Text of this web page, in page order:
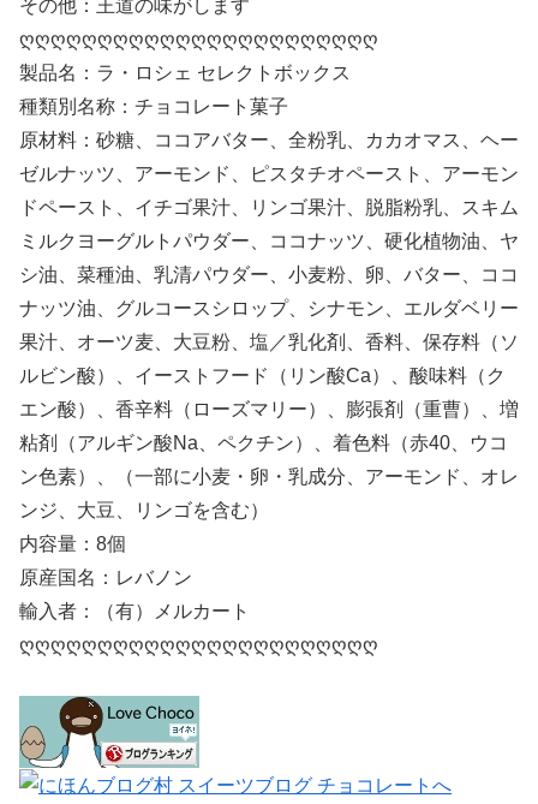
その他：王道の味がします
ღღღღღღღღღღღღღღღღღღღღღღღ
製品名：ラ・ロシェ セレクトボックス
種類別名称：チョコレート菓子
原材料：砂糖、ココアバター、全粉乳、カカオマス、ヘー
ゼルナッツ、アーモンド、ピスタチオペースト、アーモン
ドペースト、イチゴ果汁、リンゴ果汁、脱脂粉乳、スキム
ミルクヨーグルトパウダー、ココナッツ、硬化植物油、ヤ
シ油、菜種油、乳清パウダー、小麦粉、卵、バター、ココ
ナッツ油、グルコースシロップ、シナモン、エルダベリー
果汁、オーツ麦、大豆粉、塩／乳化剤、香料、保存料（ソ
ルビン酸）、イーストフード（リン酸Ca）、酸味料（ク
エン酸）、香辛料（ローズマリー）、膨張剤（重曹）、増
粘剤（アルギン酸Na、ペクチン）、着色料（赤40、ウコ
ン色素）、（一部に小麦・卵・乳成分、アーモンド、オレ
ンジ、大豆、リンゴを含む）
内容量：8個
原産国名：レバノン
輸入者：（有）メルカート
ღღღღღღღღღღღღღღღღღღღღღღღ